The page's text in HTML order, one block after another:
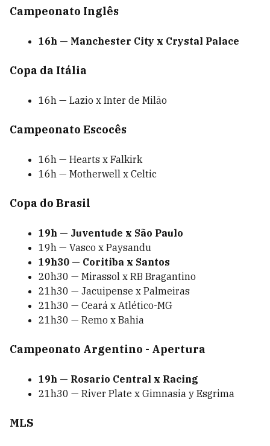
Campeonato Inglês
16h — Manchester City x Crystal Palace
Copa da Itália
16h — Lazio x Inter de Milão
Campeonato Escocês
16h — Hearts x Falkirk
16h — Motherwell x Celtic
Copa do Brasil
19h — Juventude x São Paulo
19h — Vasco x Paysandu
19h30 — Coritiba x Santos
20h30 — Mirassol x RB Bragantino
21h30 — Jacuipense x Palmeiras
21h30 — Ceará x Atlético-MG
21h30 — Remo x Bahia
Campeonato Argentino - Apertura
19h — Rosario Central x Racing
21h30 — River Plate x Gimnasia y Esgrima
MLS